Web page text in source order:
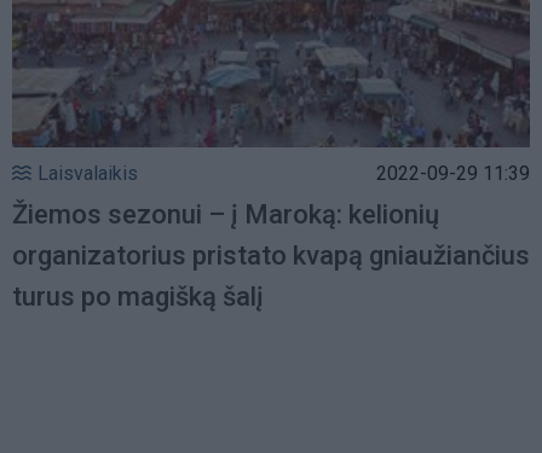
Laisvalaikis 2022-09-29 11:39
Žiemos sezonui – į Maroką: kelionių
organizatorius pristato kvapą gniaužiančius
turus po magišką šalį